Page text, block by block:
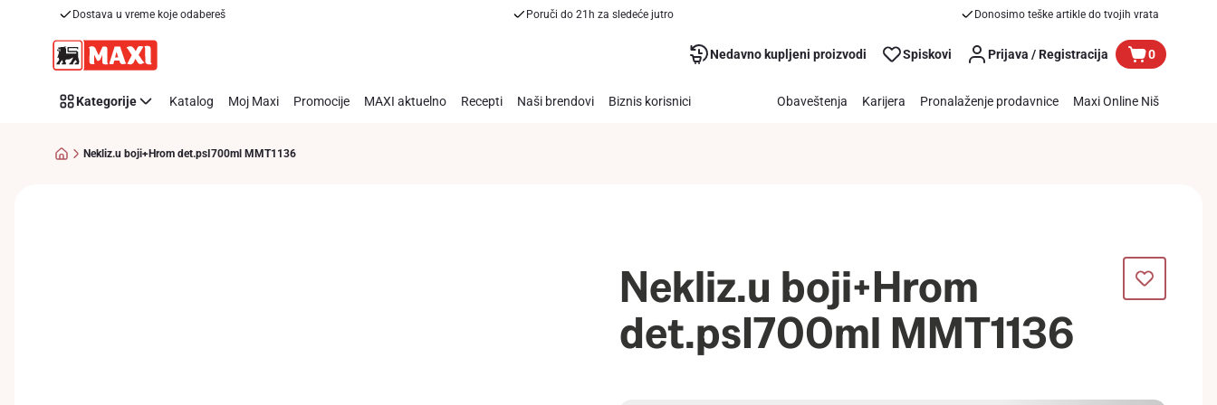
Dostava u vreme koje odabereš Poruči do 21h za sledeće jutro Donosimo teške artikle do tvojih vrata
Nedavno kupljeni proizvodi Spiskovi Prijava / Registracija 0
Kategorije Katalog Moj Maxi Promocije MAXI aktuelno Recepti Naši brendovi Biznis korisnici Obaveštenja Karijera Pronalaženje prodavnice Maxi Online Niš
Nekliz.u boji+Hrom det.psI700ml MMT1136
Nekliz.u boji+Hrom
det.psI700ml MMT1136